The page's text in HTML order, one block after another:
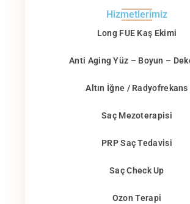
Hizmetlerimiz
Long FUE Kaş Ekimi
Anti Aging Yüz – Boyun –
Altın İğne / Radyofrekans
Saç Mezoterapisi
PRP Saç Tedavisi
Saç Check Up
Ozon Terapi